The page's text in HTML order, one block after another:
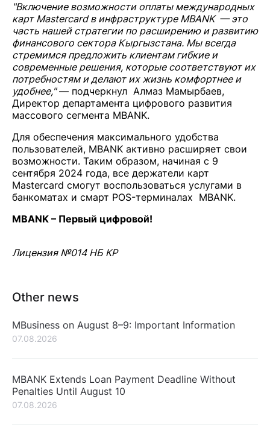
"Включение возможности оплаты международных
карт Mastercard в инфраструктуре MBANK — это
часть нашей стратегии по расширению и развитию
финансового сектора Кыргызстана. Мы всегда
стремимся предложить клиентам гибкие и
современные решения, которые соответствуют их
потребностям и делают их жизнь комфортнее и
удобнее,"— подчеркнул Алмаз Мамырбаев,
Директор департамента цифрового развития
массового сегмента MBANK.
Для обеспечения максимального удобства
пользователей, MBANK активно расширяет свои
возможности. Таким образом, начиная с 9
сентября 2024 года, все держатели карт
Mastercard смогут воспользоваться услугами в
банкоматах и смарт POS-терминалах MBANK.
MBANK – Первый цифровой!
Лицензия №014 НБ КР
Other news
MBusiness on August 8–9: Important Information
07.08.2026
MBANK Extends Loan Payment Deadline Without
Penalties Until August 10
07.08.2026